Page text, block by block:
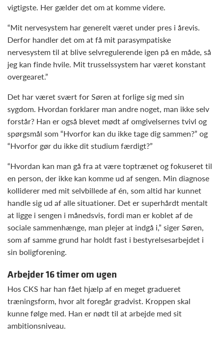
vigtigste. Her gælder det om at komme videre.
“Mit nervesystem har generelt været under pres i årevis.
Derfor handler det om at få mit parasympatiske
nervesystem til at blive selvregulerende igen på en måde, så
jeg kan finde hvile. Mit trusselssystem har været konstant
overgearet.”
Det har været svært for Søren at forlige sig med sin
sygdom. Hvordan forklarer man andre noget, man ikke selv
forstår? Han er også blevet mødt af omgivelsernes tvivl og
spørgsmål som “Hvorfor kan du ikke tage dig sammen?” og
“Hvorfor gør du ikke dit studium færdigt?”
“Hvordan kan man gå fra at være toptrænet og fokuseret til
en person, der ikke kan komme ud af sengen. Min diagnose
kolliderer med mit selvbillede af én, som altid har kunnet
handle sig ud af alle situationer. Det er superhårdt mentalt
at ligge i sengen i månedsvis, fordi man er koblet af de
sociale sammenhænge, man plejer at indgå i,” siger Søren,
som af samme grund har holdt fast i bestyrelsesarbejdet i
sin boligforening.
Arbejder 16 timer om ugen
Hos CKS har han fået hjælp af en meget gradueret
træningsform, hvor alt foregår gradvist. Kroppen skal
kunne følge med. Han er nødt til at arbejde med sit
ambitionsniveau.